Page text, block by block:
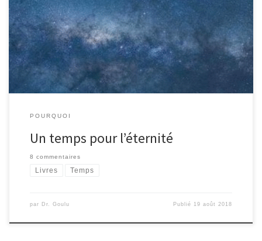
[tpcite key= »Leclerc_2018″] tout neuf consacré au temps en
physique. Petit par la taille (80 pages + les 25 pages de l’article qui
l’a motivé [tpcite id= »2″]), ce livre est une remarquable synthèse
de l’état de la recherche sur la nature […]
POURQUOI
Un temps pour l’éternité
8 commentaires
Livres Temps
par Dr. Goulu Publié 19 août 2018